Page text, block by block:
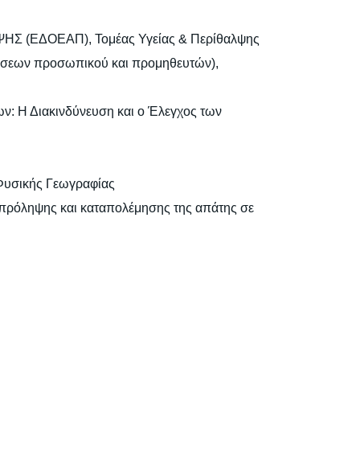
(ΕΔΟΕΑΠ), Τομέας Υγείας & Περίθαλψης
προσωπικού και προμηθευτών),
Η Διακινδύνευση και ο Έλεγχος των
Γεωγραφίας
και καταπολέμησης της απάτης σε